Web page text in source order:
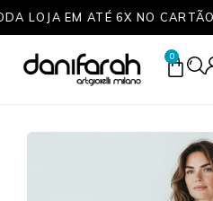
LOJA EM ATÉ 6X NO
0